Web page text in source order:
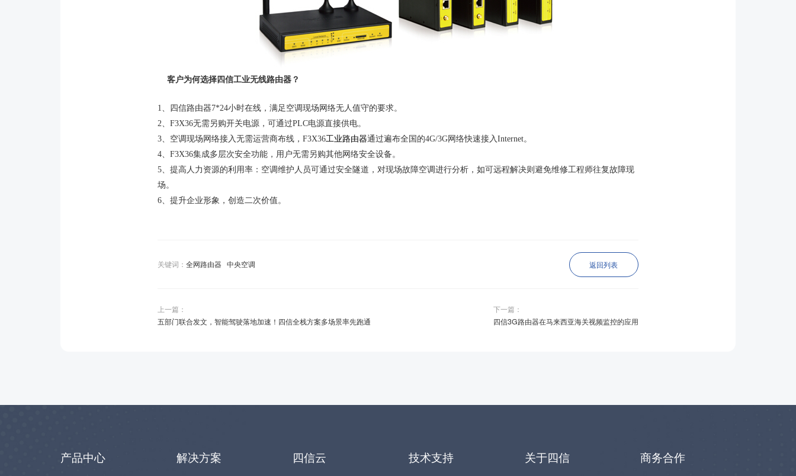
客户为何选择四信工业无线路由器？
1、四信路由器7*24小时在线，满足空调现场网络无人值守的要求。
2、F3X36无需另购开关电源，可通过PLC电源直接供电。
3、空调现场网络接入无需运营商布线，F3X36工业路由器通过遍布全国的4G/3G网络快速接入Internet。
4、F3X36集成多层次安全功能，用户无需另购其他网络安全设备。
5、提高人力资源的利用率：空调维护人员可通过安全隧道，对现场故障空调进行分析，如可远程解决则避免维修工程师往复故障现
场。
6、提升企业形象，创造二次价值。
关键词： 全网路由器 中央空调 返回列表
上一篇：
五部门联合发文，智能驾驶落地加速！四信全栈方案多场景率先跑通
下一篇：
四信3G路由器在马来西亚海关视频监控的应用
产品中心 解决方案 四信云 技术支持 关于四信 商务合作